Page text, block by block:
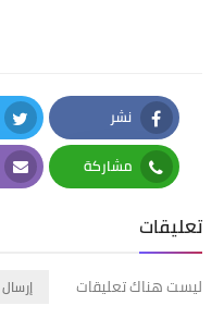
نشر
Facebook
مشاركة
Whatsapp
تعليقات
ليست هناك تعليقات